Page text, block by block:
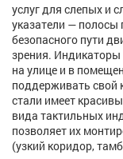
услуг для слепых и
указатели — полосы
безопасного пути
зрения.
на улице и в
поддерживать свой
стали имеет
вида тактильных
позволяет их
(узкий коридор,